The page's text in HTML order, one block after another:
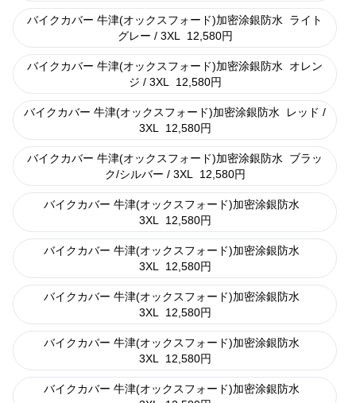
バイクカバー 牛津(オックスフォード)加密涂銀防水
ライト
グレー / 3XL
12,580円
バイクカバー 牛津(オックスフォード)加密涂銀防水
オレン
ジ / 3XL
12,580円
バイクカバー 牛津(オックスフォード)加密涂銀防水
レッド /
3XL
12,580円
バイクカバー 牛津(オックスフォード)加密涂銀防水
ブラッ
ク/シルバー / 3XL
12,580円
バイクカバー 牛津(オックスフォード)加密涂銀防水
3XL
12,580円
バイクカバー 牛津(オックスフォード)加密涂銀防水
3XL
12,580円
バイクカバー 牛津(オックスフォード)加密涂銀防水
3XL
12,580円
バイクカバー 牛津(オックスフォード)加密涂銀防水
3XL
12,580円
バイクカバー 牛津(オックスフォード)加密涂銀防水